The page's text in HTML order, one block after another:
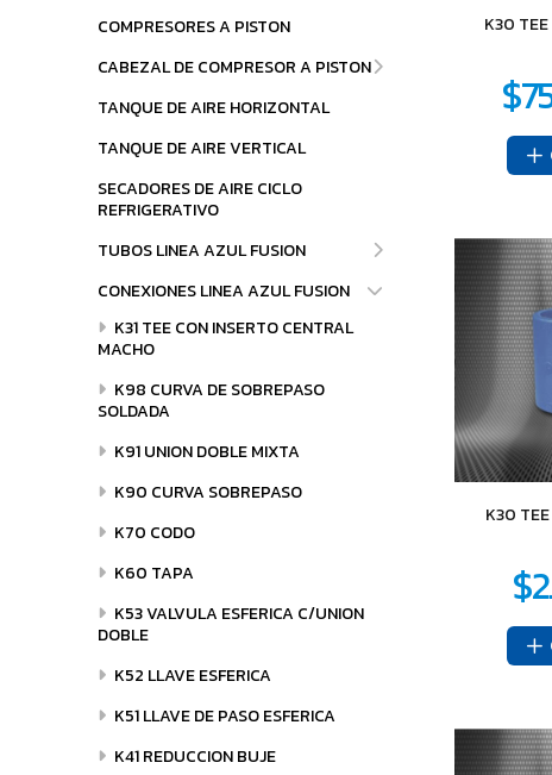
COMPRESORES A PISTON
CABEZAL DE COMPRESOR A PISTON
TANQUE DE AIRE HORIZONTAL
TANQUE DE AIRE VERTICAL
SECADORES DE AIRE CICLO
REFRIGERATIVO
TUBOS LINEA AZUL FUSION
CONEXIONES LINEA AZUL FUSION
K31 TEE CON INSERTO CENTRAL
MACHO
K98 CURVA DE SOBREPASO
SOLDADA
K91 UNION DOBLE MIXTA
K90 CURVA SOBREPASO
K70 CODO
K60 TAPA
K53 VALVULA ESFERICA C/UNION
DOBLE
K52 LLAVE ESFERICA
K51 LLAVE DE PASO ESFERICA
K41 REDUCCION BUJE
K30 TEE
K30
$2.205